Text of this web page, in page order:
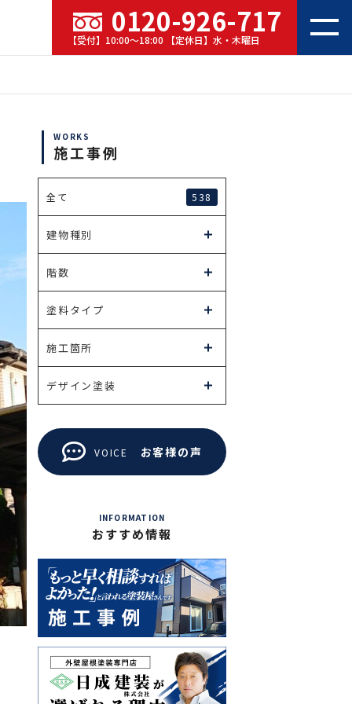
0120-926-717
【受付】10:00～18:00 【定休日】水・木曜日
WORKS
施工事例
全て 538
建物種別
階数
塗料タイプ
施工箇所
デザイン塗装
VOICE お客様の声
INFORMATION
おすすめ情報